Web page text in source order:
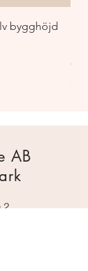
bygghöjd
Pris
AB
2